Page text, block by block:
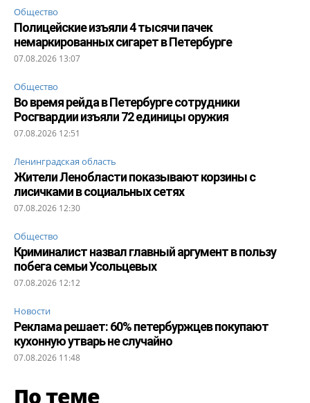
Общество
Полицейские изъяли 4 тысячи пачек
немаркированных сигарет в Петербурге
07.08.2026 13:07
Общество
Во время рейда в Петербурге сотрудники
Росгвардии изъяли 72 единицы оружия
07.08.2026 12:51
Ленинградская область
Жители Ленобласти показывают корзины с
лисичками в социальных сетях
07.08.2026 12:30
Общество
Криминалист назвал главный аргумент в пользу
побега семьи Усольцевых
07.08.2026 12:12
Новости
Реклама решает: 60% петербуржцев покупают
кухонную утварь не случайно
07.08.2026 11:48
По теме